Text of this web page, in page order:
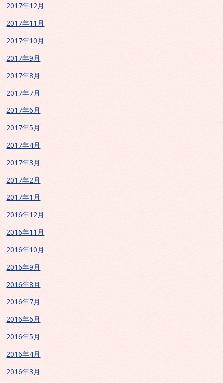
2017年12月
2017年11月
2017年10月
2017年9月
2017年8月
2017年7月
2017年6月
2017年5月
2017年4月
2017年3月
2017年2月
2017年1月
2016年12月
2016年11月
2016年10月
2016年9月
2016年8月
2016年7月
2016年6月
2016年5月
2016年4月
2016年3月